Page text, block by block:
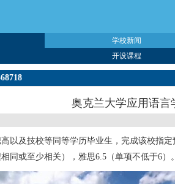
学校新闻
开设课程
奥克兰大学应用语言
以及技校等同等学历毕业生，完成该校指
同或至少相关），雅思6.5（单项不低于6）。